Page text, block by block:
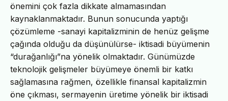
önemini çok fazla dikkate almamasından
kaynaklanmaktadır. Bunun sonucunda yaptığı
çözümleme -sanayi kapitalizminin de henüz gelişme
çağında olduğu da düşünülürse- iktisadi büyümenin
“durağanlığı”na yönelik olmaktadır. Günümüzde
teknolojik gelişmeler büyümeye önemli bir katkı
sağlamasına rağmen, özellikle finansal kapitalizmin
öne çıkması, sermayenin üretime yönelik bir iktisadi